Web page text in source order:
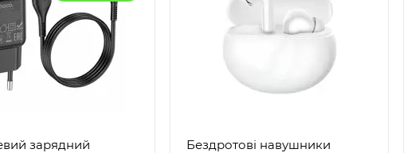
зарядний
Бездротові навушники